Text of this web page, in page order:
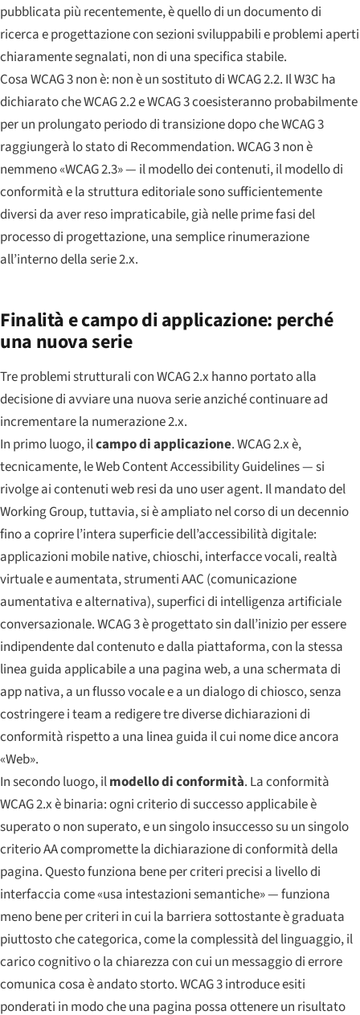
pubblicata più recentemente, è quello di un documento di
ricerca e progettazione con sezioni sviluppabili e problemi aperti
chiaramente segnalati, non di una specifica stabile.
Cosa WCAG 3 non è: non è un sostituto di WCAG 2.2. Il W3C ha
dichiarato che WCAG 2.2 e WCAG 3 coesisteranno probabilmente
per un prolungato periodo di transizione dopo che WCAG 3
raggiungerà lo stato di Recommendation. WCAG 3 non è
nemmeno «WCAG 2.3» — il modello dei contenuti, il modello di
conformità e la struttura editoriale sono sufficientemente
diversi da aver reso impraticabile, già nelle prime fasi del
processo di progettazione, una semplice rinumerazione
all’interno della serie 2.x.
Finalità e campo di applicazione: perché
una nuova serie
Tre problemi strutturali con WCAG 2.x hanno portato alla
decisione di avviare una nuova serie anziché continuare ad
incrementare la numerazione 2.x.
In primo luogo, ilcampo di applicazione. WCAG 2.x è,
tecnicamente, leWebContent Accessibility Guidelines — si
rivolge ai contenuti web resi da uno user agent. Il mandato del
Working Group, tuttavia, si è ampliato nel corso di un decennio
fino a coprire l’intera superficie dell’accessibilità digitale:
applicazioni mobile native, chioschi, interfacce vocali, realtà
virtuale e aumentata, strumenti AAC (comunicazione
aumentativa e alternativa), superfici di intelligenza artificiale
conversazionale. WCAG 3 è progettato sin dall’inizio per essere
indipendente dal contenuto e dalla piattaforma, con la stessa
linea guida applicabile a una pagina web, a una schermata di
app nativa, a un flusso vocale e a un dialogo di chiosco, senza
costringere i team a redigere tre diverse dichiarazioni di
conformità rispetto a una linea guida il cui nome dice ancora
«Web».
In secondo luogo, ilmodello di conformità. La conformità
WCAG 2.x è binaria: ogni criterio di successo applicabile è
superato o non superato, e un singolo insuccesso su un singolo
criterio AA compromette la dichiarazione di conformità della
pagina. Questo funziona bene per criteri precisi a livello di
interfaccia come «usa intestazioni semantiche» — funziona
meno bene per criteri in cui la barriera sottostante è graduata
piuttosto che categorica, come la complessità del linguaggio, il
carico cognitivo o la chiarezza con cui un messaggio di errore
comunica cosa è andato storto. WCAG 3 introduce esiti
ponderati in modo che una pagina possa ottenere un risultato